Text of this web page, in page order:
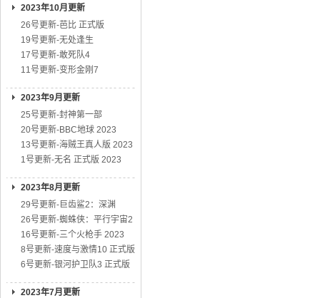
2023年10月更新
26号更新-芭比 正式版
19号更新-无处逢生
17号更新-敢死队4
11号更新-变形金刚7
2023年9月更新
25号更新-封神第一部
20号更新-BBC地球 2023
13号更新-海贼王真人版 2023
1号更新-无名 正式版 2023
2023年8月更新
29号更新-巨齿鲨2：深渊
26号更新-蜘蛛侠：平行宇宙2
16号更新-三个火枪手 2023
8号更新-速度与激情10 正式版
6号更新-银河护卫队3 正式版
2023年7月更新